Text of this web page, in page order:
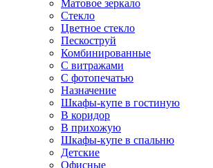
Матовое зеркало
Стекло
Цветное стекло
Пескоструй
Комбинированные
С витражами
С фотопечатью
Назначение
Шкафы-купе в гостиную
В коридор
В прихожую
Шкафы-купе в спальню
Детские
Офисные